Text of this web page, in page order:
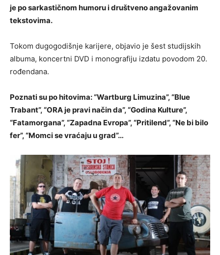
je po sarkastičnom humoru i društveno angažovanim
tekstovima.
Tokom dugogodišnje karijere, objavio je šest studijskih
albuma, koncertni DVD i monografiju izdatu povodom 20.
rođendana.
Poznati su po hitovima: “Wartburg Limuzina”, “Blue
Trabant”, “ORA je pravi način da”, “Godina Kulture”,
“Fatamorgana”, “Zapadna Evropa”, “Pritilend”, “Ne bi bilo
fer”, “Momci se vraćaju u grad”…